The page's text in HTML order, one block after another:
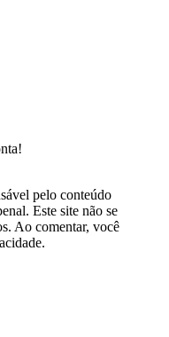
pelo conteúdo
Este site não se
Ao comentar, você